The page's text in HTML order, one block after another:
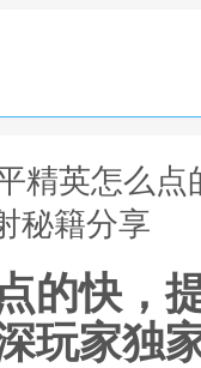
精英怎么
秘籍分享
的快，
玩家独